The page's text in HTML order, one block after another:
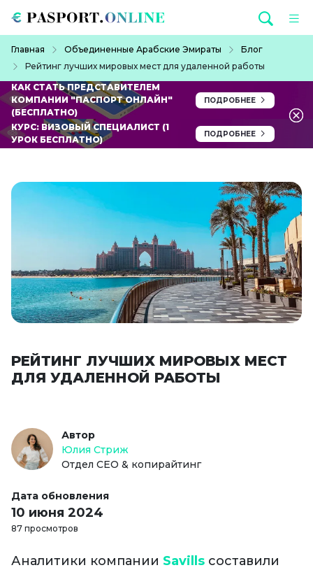
Строка навигации
Главная Объединенные Арабские Эмираты
Блог
Рейтинг лучших мировых мест для удаленной работы
КАК СТАТЬ ПРЕДСТАВИТЕЛЕМ
КОМПАНИИ "ПАСПОРТ ОНЛАЙН"
(БЕСПЛАТНО)
ПОДРОБНЕЕ
КУРС: ВИЗОВЫЙ СПЕЦИАЛИСТ (1
УРОК БЕСПЛАТНО)
ПОДРОБНЕЕ
РЕЙТИНГ ЛУЧШИХ МИРОВЫХ МЕСТ
ДЛЯ УДАЛЕННОЙ РАБОТЫ
Автор
Юлия Стриж
Отдел СЕО & копирайтинг
Дата обновления
10 июня 2024
87 просмотров
Аналитики компании Savills составили